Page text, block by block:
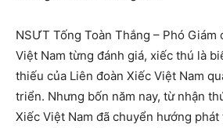
NSƯT Tống Toàn Thắng – Phó Giám
Việt Nam từng đánh giá, xiếc thú là
thiếu của Liên đoàn Xiếc Việt Nam
triển. Nhưng bốn năm nay, từ nhận
Xiếc Việt Nam đã chuyển hướng